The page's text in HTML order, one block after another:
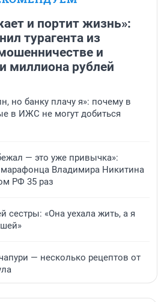
и портит жизнь»:
турагента из
и
миллиона рублей
но банку плачу я»: почему в
в ИЖС не могут добиться
— это уже привычка»:
марафонца Владимира Никитина
РФ 35 раз
сестры: «Она уехала жить, а я
— несколько рецептов от